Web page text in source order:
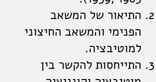
התיאור של המשאב
הפנימי והמשאב החיצוני
למוטיבציה.
התייחסות להקשר בין